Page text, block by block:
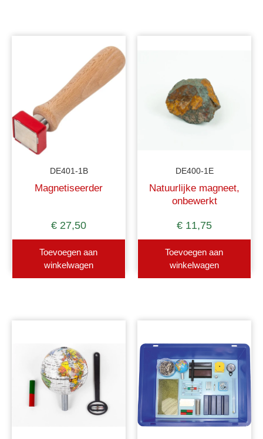
DE401-1B
Magnetiseerder
€ 27,50
Toevoegen aan
winkelwagen
DE400-1E
Natuurlijke magneet,
onbewerkt
€ 11,75
Toevoegen aan
winkelwagen